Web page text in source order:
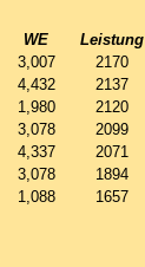
WE Leistung
3,007 2170
4,432 2137
1,980 2120
3,078 2099
4,337 2071
3,078 1894
1,088 1657